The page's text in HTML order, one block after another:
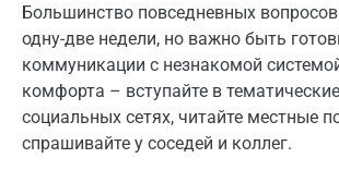
Большинство повседневных
одну-две недели, но важно быть
коммуникации с незнакомой
комфорта – вступайте в
социальных сетях, читайте местные
спрашивайте у соседей и коллег.